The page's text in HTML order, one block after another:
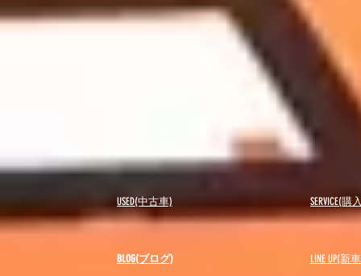
USED(中古車)
BLOG(ブログ)
SERVICE(
LINE UP(新